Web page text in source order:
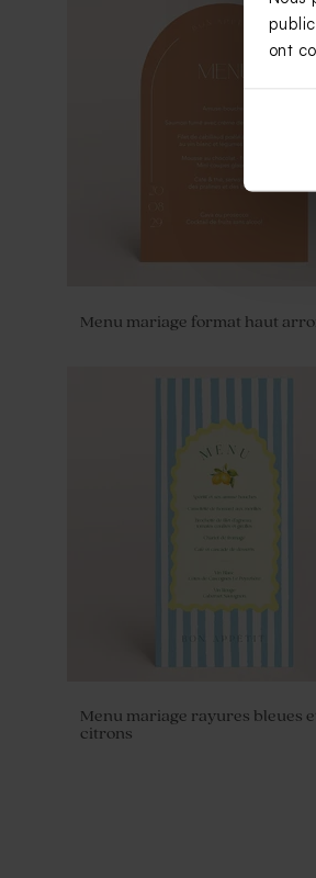
ont
Fleurs séchées mariage - Botao
Menu mariage format haut
Menu mariage rayures bleues
citrons